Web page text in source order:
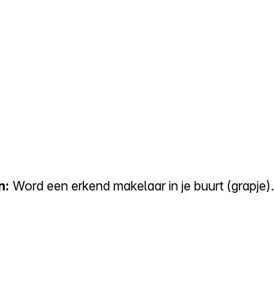
Word een erkend makelaar in je buurt (grapje).